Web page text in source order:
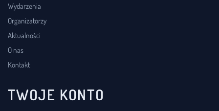
Wydarzenia
Organizatorzy
Aktualności
O nas
Kontakt
TWOJE KONTO